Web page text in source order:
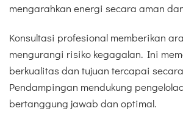
mengarahkan energi secara aman
Konsultasi profesional memberikan
mengurangi risiko kegagalan. Ini
berkualitas dan tujuan tercapai
Pendampingan mendukung
bertanggung jawab dan optimal.